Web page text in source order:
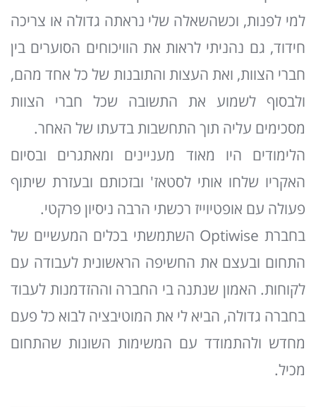
למי לפנות, וכשהשאלה שלי נראתה גדולה או צריכה
חידוד, גם נהניתי לראות את הוויכוחים הסוערים בין
חברי הצוות, ואת העצות והתובנות של כל אחד מהם,
ולבסוף לשמוע את התשובה שכל חברי הצוות
מסכימים עליה תוך התחשבות בדעתו של האחר.
הלימודים היו מאוד מעניינים ומאתגרים ובסיום
האקריו שלחו אותי לסטאז' ובזכותם ובעזרת שיתוף
פעולה עם אופטיוייז רכשתי הרבה ניסיון פרקטי.
בחברת Optiwise השתמשתי בכלים המעשיים של
התחום ובעצם את החשיפה הראשונית לעבודה עם
לקוחות. האמון שנתנה בי החברה וההזדמנות לעבוד
בחברה גדולה, הביא לי את המוטיבציה לבוא כל פעם
מחדש ולהתמודד עם המשימות השונות שהתחום
מכיל.